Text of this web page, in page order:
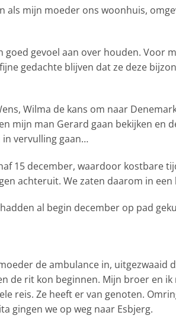
mijn moeder ons woonhuis,
gevoel aan over houden. Voor
gedachte blijven dat ze deze
Wilma de kans om naar
mijn man Gerard gaan bekijken en
in vervulling gaan…
15 december, waardoor kostbare
achteruit. We zaten daarom in een
al begin december op pad
de ambulance in, uitgezwaaid
de rit kon beginnen. Mijn broer en
reis. Ze heeft er van genoten.
gingen we op weg naar Esbjerg.